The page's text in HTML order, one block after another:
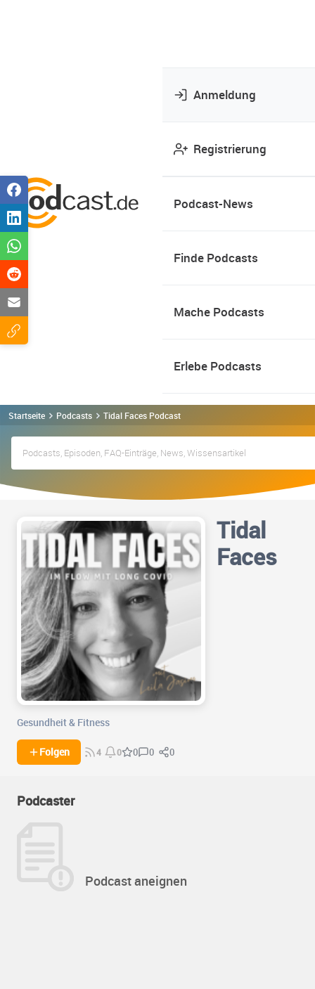
Anmeldung
Registrierung
Podcast-News
Finde Podcasts
Mache Podcasts
Erlebe Podcasts
Startseite Podcasts Tidal Faces Podcast
Tidal
Faces
Gesundheit & Fitness
Folgen 4 0 0 0 0
Podcaster
Podcast aneignen